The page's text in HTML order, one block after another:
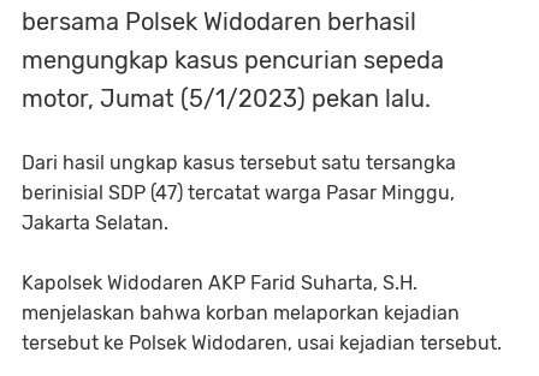
bersama Polsek Widodaren berhasil
mengungkap kasus pencurian sepeda
motor, Jumat (5/1/2023) pekan lalu.
Dari hasil ungkap kasus tersebut satu tersangka
berinisial SDP (47) tercatat warga Pasar Minggu,
Jakarta Selatan.
Kapolsek Widodaren AKP Farid Suharta, S.H.
menjelaskan bahwa korban melaporkan kejadian
tersebut ke Polsek Widodaren, usai kejadian tersebut.